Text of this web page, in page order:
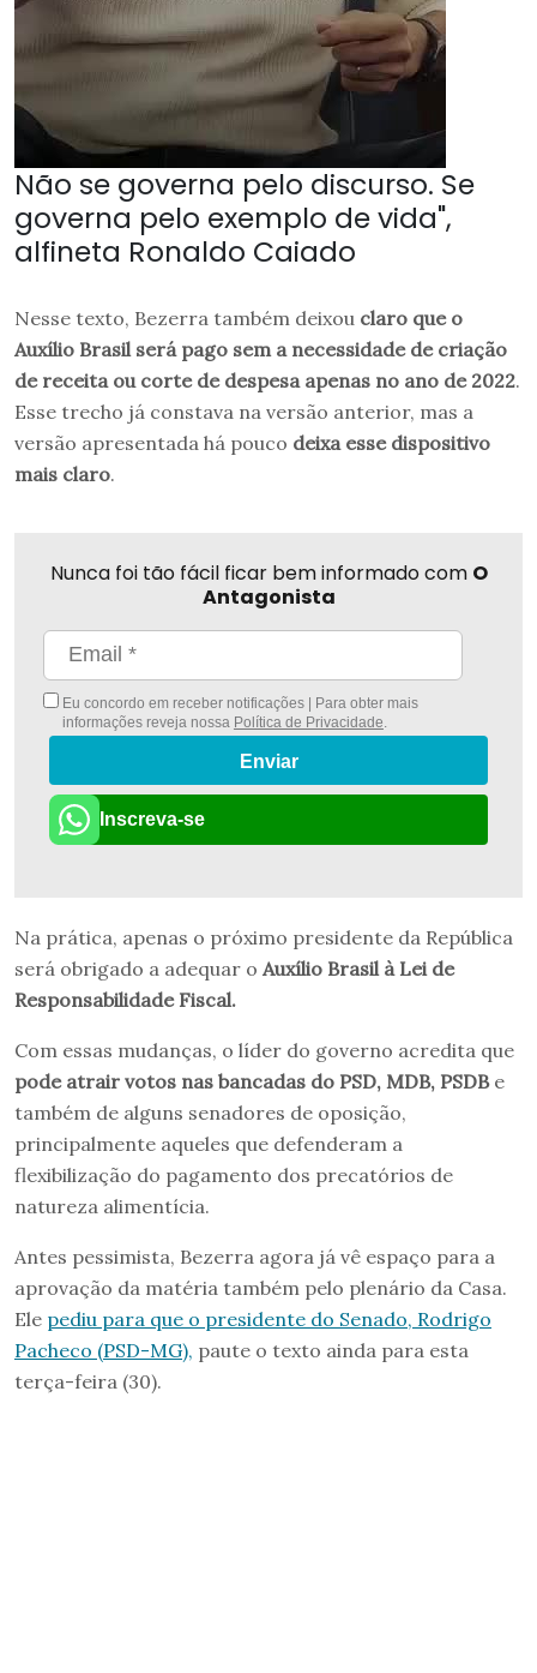
Não se governa pelo discurso. Se
governa pelo exemplo de vida",
alfineta Ronaldo Caiado
Nesse texto, Bezerra também deixou claro que o
Auxílio Brasil será pago sem a necessidade de criação
de receita ou corte de despesa apenas no ano de 2022.
Esse trecho já constava na versão anterior, mas a
versão apresentada há pouco deixa esse dispositivo
mais claro.
Nunca foi tão fácil ficar bem informado com O
Antagonista
Eu concordo em receber notificações | Para obter mais
informações reveja nossa Política de Privacidade
Enviar
Inscreva-se
Na prática, apenas o próximo presidente da República
será obrigado a adequar o Auxílio Brasil à Lei de
Responsabilidade Fiscal.
Com essas mudanças, o líder do governo acredita que
pode atrair votos nas bancadas do PSD, MDB, PSDBe
também de alguns senadores de oposição,
principalmente aqueles que defenderam a
flexibilização do pagamento dos precatórios de
natureza alimentícia.
Antes pessimista, Bezerra agora já vê espaço para a
aprovação da matéria também pelo plenário da Casa.
Ele pediu para que o presidente do Senado, Rodrigo
Pacheco (PSD-MG), paute o texto ainda para esta
terça-feira (30).